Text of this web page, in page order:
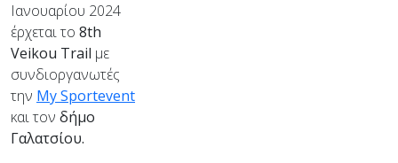
Ιανουαρίου 2024
έρχεται το 8th
Veikou Trail με
συνδιοργανωτές
την My Sportevent
και τον δήμο
Γαλατσίου.